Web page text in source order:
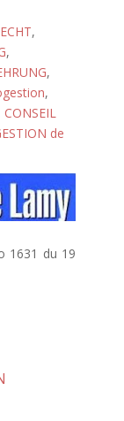
,
,
,
,
CONSEIL
de
1631 du 19